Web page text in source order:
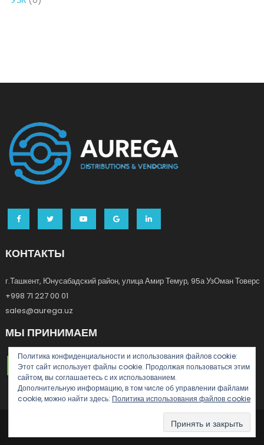
КОНТАКТЫ
г.Ташкент, Юнусабадский район, улица Амир Темур, 95а УзОман Товерс
+998 71 227 00 01
sales@aurega.uz
МЫ ПРИНИМАЕМ
Theme: Easy Store by Mystery Themes.
Политика конфиденциальности и использования файлов сookie:
Этот сайт использует файлы cookie. Продолжая пользоваться этим
сайтом, вы соглашаетесь с их использованием.
Дополнительную информацию, в том числе об управлении файлами
cookie, можно найти здесь: Политика использования файлов cookie